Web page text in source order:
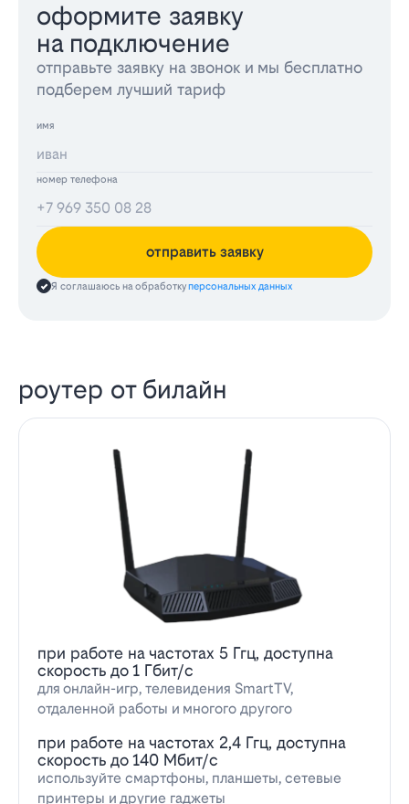
оформите заявку
на подключение
отправьте заявку на звонок и мы бесплатно
подберем лучший тариф
имя
номер телефона
отправить заявку
Я соглашаюсь на обработкуперсональных данных
роутер от билайн
при работе на частотах 5 Ггц, доступна
скорость до 1 Гбит/с
для онлайн-игр, телевидения SmartTV,
отдаленной работы и многого другого
при работе на частотах 2,4 Ггц, доступна
скорость до 140 Мбит/с
используйте смартфоны, планшеты, сетевые
принтеры и другие гаджеты